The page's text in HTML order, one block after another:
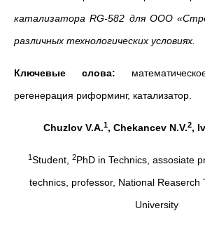
катализатораRG-582 для ООО
различных технологических условиях.
Ключевые слова:
регенерация риформинг, катализатор.
Chuzlov V.A.1, Chekancev N.V.2,
1Student, 2PhD in Technics, assosiate
technics, professor, National Reaserch
University